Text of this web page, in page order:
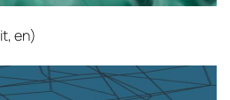
en)‎